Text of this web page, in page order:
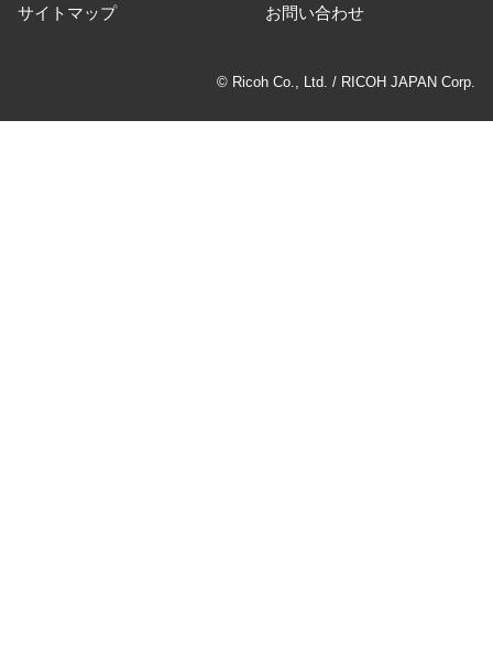
サイトマップ お問い合わせ
© Ricoh Co., Ltd. / RICOH JAPAN Corp.